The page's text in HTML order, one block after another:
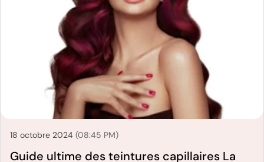
18 octobre 2024 (08:45 PM)
Guide ultime des teintures capillaires La